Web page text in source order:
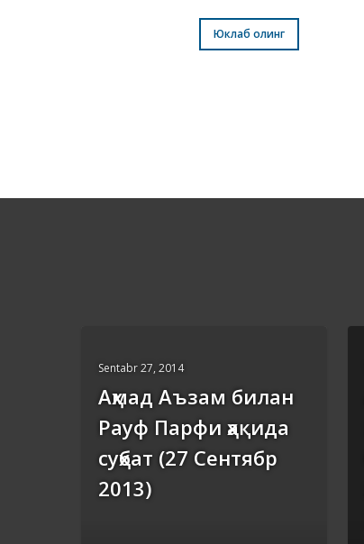
Ҳикоялар
Юклаб олинг
Sentabr 27, 2014
Аҳмад Аъзам билан
Рауф Парфи ҳақида
суҳбат (27 Сентябр
2013)